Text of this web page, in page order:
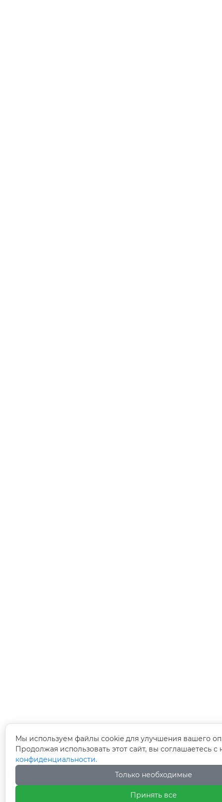
Мы используем файлы cookie для улучшения вашего
Продолжая использовать этот сайт, вы соглашаетесь
конфиденциальности.
Только необходимые
Принять все